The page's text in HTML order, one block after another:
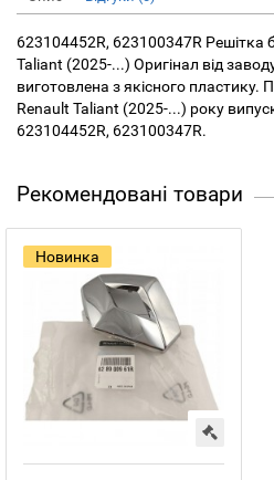
623104452R, 623100347R Решітка
Taliant (2025-...) Оригінал від
виготовлена з якісного пластику.
Renault Taliant (2025-...) року
623104452R, 623100347R.
Рекомендовані товари
Новинка